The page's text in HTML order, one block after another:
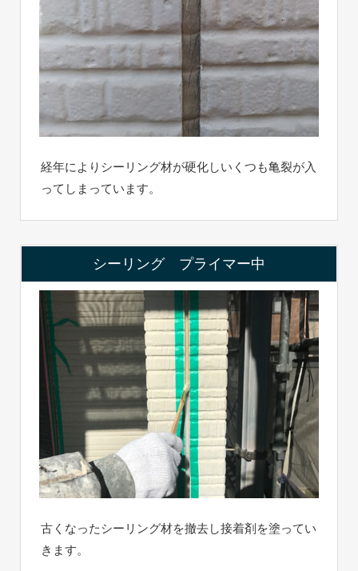
経年によりシーリング材が硬化しいくつも亀裂が入
ってしまっています。
シーリング プライマー中
古くなったシーリング材を撤去し接着剤を塗ってい
きます。